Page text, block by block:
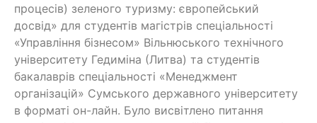
процесів) зеленого туризму: європейський
досвід» для студентів магістрів спеціальності
«Управління бізнесом» Вільнюського технічного
університету Гедиміна (Литва) та студентів
бакалаврів спеціальності «Менеджмент
організацій» Сумського державного університету
в форматі он-лайн. Було висвітлено питання